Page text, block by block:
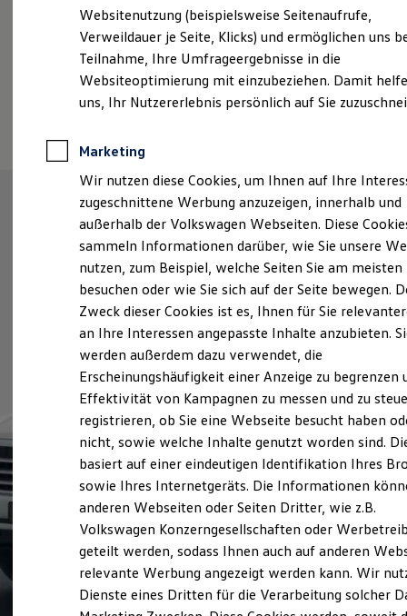
Restschuldversicherungen
Garantien
Wartungsverträge
Geschäftskunden
Professional Class bei Volkswagen
Großkunden
Behörden
Anpfiff zum Gewinn
Elektroautos
ID. Tutorials
Elektrofahrzeugkonzepte
Reichweite
Reichweite der ID. Modelle
Reichweite im Winter
Laden
Laden unterwegs
Laden Zuhause
Ladezeitensimulator
Batterie
Sicherheit
Garantie und Lebensdauer
Nachhaltigkeit
Technologie
Kosten und Kauf
Verbrauchskosten
Kaufoptionen
E-Auto-Förderung
Software und Konnektivität
Die ID. Software 6
ID. Software Versionen und Updates
Digitale Extras
Schnittstellen zu Ihrem ID.
Impressum & Rechtliches)
Websitenutzung (beispielsweise Seitenaufrufe,
Verweildauer je Seite, Klicks) und ermöglichen uns
Teilnahme, Ihre Umfrageergebnisse in die
Websiteoptimierung mit einzubeziehen. Damit
uns, Ihr Nutzererlebnis persönlich auf Sie
Marketing
Wir nutzen diese Cookies, um Ihnen auf Ihre
zugeschnittene Werbung anzuzeigen, innerhalb und
außerhalb der Volkswagen Webseiten. Diese
sammeln Informationen darüber, wie Sie unsere
nutzen, zum Beispiel, welche Seiten Sie am meisten
besuchen oder wie Sie sich auf der Seite bewegen.
Zweck dieser Cookies ist es, Ihnen für Sie
an Ihre Interessen angepasste Inhalte anzubieten.
werden außerdem dazu verwendet, die
Erscheinungshäufigkeit einer Anzeige zu begrenzen
Effektivität von Kampagnen zu messen und zu
registrieren, ob Sie eine Webseite besucht haben
nicht, sowie welche Inhalte genutzt worden sind.
basiert auf einer eindeutigen Identifikation Ihres
sowie Ihres Internetgeräts. Die Informationen
anderen Webseiten oder Seiten Dritter, wie z.B.
Volkswagen Konzerngesellschaften oder
geteilt werden, sodass Ihnen auch auf anderen
relevante Werbung angezeigt werden kann. Wir
Dienste eines Dritten für die Verarbeitung solcher